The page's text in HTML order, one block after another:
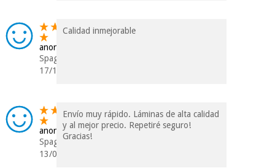
anonimo
Spagna
17/10/2021
Calidad inmejorable
anonimo
Spagna
13/05/2021
Envío muy rápido. Láminas de alta calidad
y al mejor precio. Repetiré seguro!
Gracias!